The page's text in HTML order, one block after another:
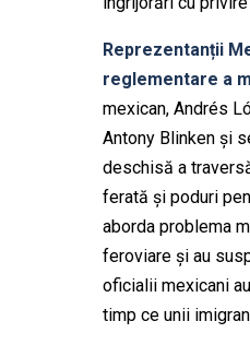
Reprezentanții
reglementare a
mexican, Andrés
Antony Blinken și
deschisă a
ferată și poduri
aborda problema
feroviare și au
oficialii mexicani
timp ce unii